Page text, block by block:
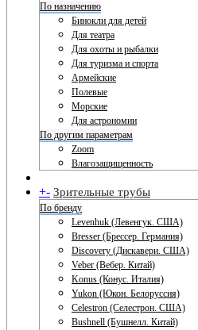
По назначению
Бинокли для детей
Для театра
Для охоты и рыбалки
Для туризма и спорта
Армейские
Полевые
Морские
Для астрономии
По другим параметрам
Zoom
Влагозащищенность
+- Зрительные трубы
По бренду
Levenhuk (Левенгук. США)
Bresser (Брессер. Германия)
Discovery (Дискавери. США)
Veber (Вебер. Китай)
Konus (Конус. Италия)
Yukon (Юкон. Белоруссия)
Celestron (Селестрон. США)
Bushnell (Бушнелл. Китай)